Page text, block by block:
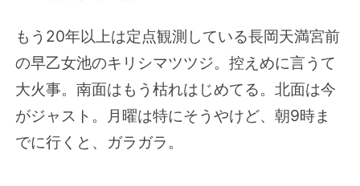
もう20年以上は定点観測している長岡天満宮前
の早乙女池のキリシマツツジ。控えめに言うて
大火事。南面はもう枯れはじめてる。北面は今
がジャスト。月曜は特にそうやけど、朝9時ま
でに行くと、ガラガラ。